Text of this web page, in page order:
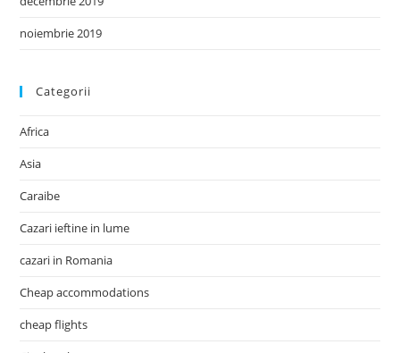
noiembrie 2019
Categorii
Africa
Asia
Caraibe
Cazari ieftine in lume
cazari in Romania
Cheap accommodations
cheap flights